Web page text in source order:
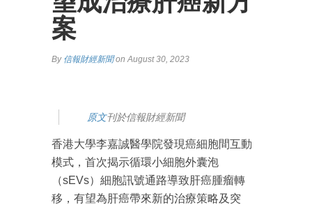
案
By 信報財經新聞on August 30, 2023
原文刊於信報財經新聞
香港大學李嘉誠醫學院發現癌細胞間互動
模式，首次揭示循環小細胞外囊泡
（sEVs）細胞訊號通路導致肝癌腫瘤轉
移，有望為肝癌帶來新的治療策略及突